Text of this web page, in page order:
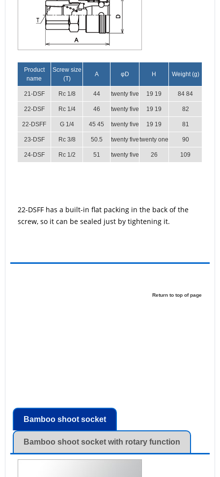
Product
name
Screw size
(T)
A φD H Weight (g)
21-DSF Rc 1/8 44 twenty five 19 19 84 84
22-DSF Rc 1/4 46 twenty five 19 19 82
22-DSFF G 1/4 45 45 twenty five 19 19 81
23-DSF Rc 3/8 50.5 twenty fivetwenty one 90
24-DSF Rc 1/2 51 twenty five 26 109
22-DSFF has a built-in flat packing in the back of the
screw, so it can be sealed just by tightening it.
Return to top of page
Bamboo shoot socket
Bamboo shoot socket with rotary function